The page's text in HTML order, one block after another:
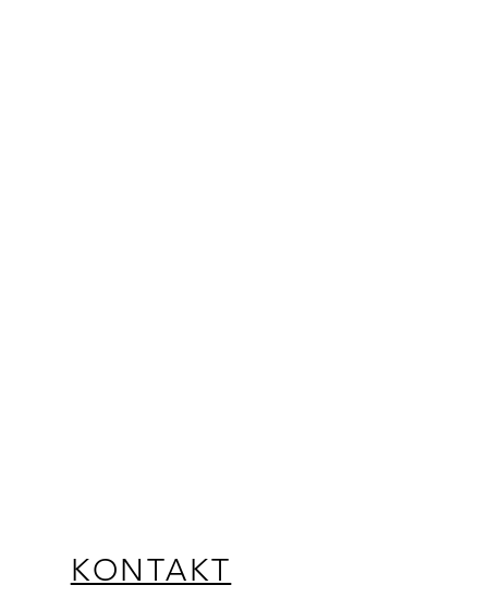
KONTAKT